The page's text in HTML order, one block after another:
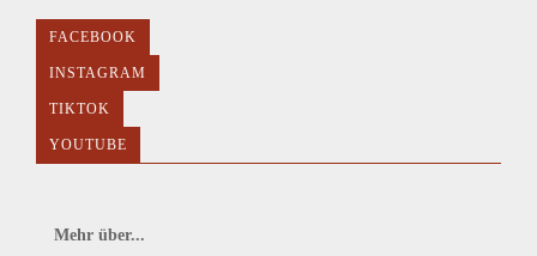
FACEBOOK
INSTAGRAM
TIKTOK
YOUTUBE
Mehr über...